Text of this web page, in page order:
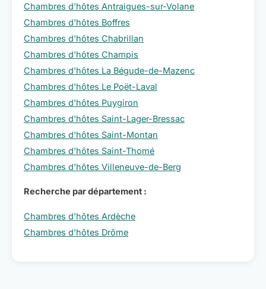
Chambres d'hôtes Antraigues-sur-Volane
Chambres d'hôtes Boffres
Chambres d'hôtes Chabrillan
Chambres d'hôtes Champis
Chambres d'hôtes La Bégude-de-Mazenc
Chambres d'hôtes Le Poët-Laval
Chambres d'hôtes Puygiron
Chambres d'hôtes Saint-Lager-Bressac
Chambres d'hôtes Saint-Montan
Chambres d'hôtes Saint-Thomé
Chambres d'hôtes Villeneuve-de-Berg
Recherche par département :
Chambres d'hôtes Ardèche
Chambres d'hôtes Drôme